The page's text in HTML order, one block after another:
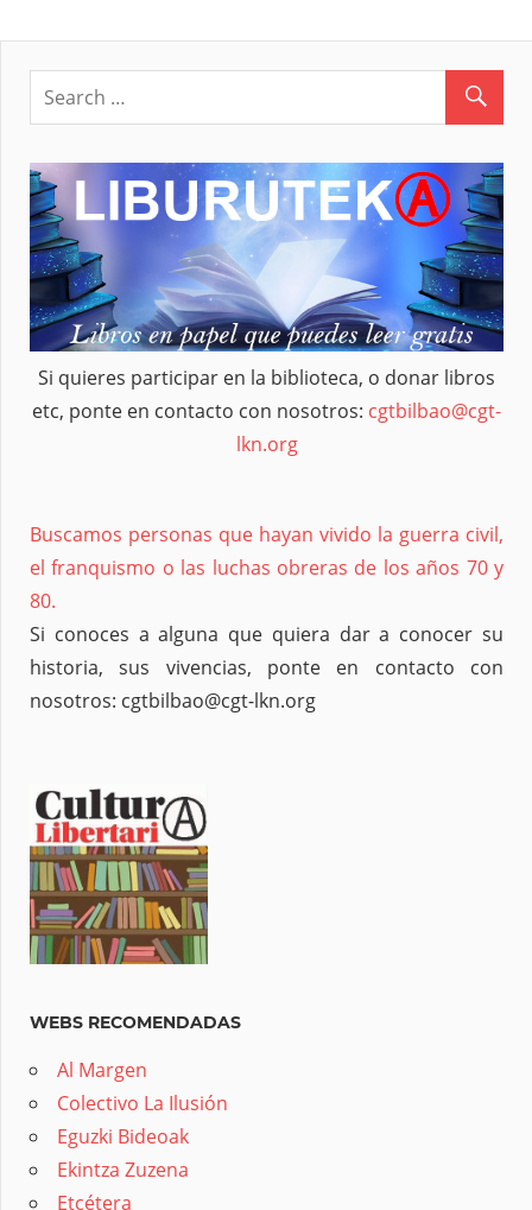
Si quieres participar en la biblioteca, o donar libros
etc, ponte en contacto con nosotros: cgtbilbao@cgt-
lkn.org
Buscamos personas que hayan vivido la guerra civil,
el franquismo o las luchas obreras de los años 70 y
80.
Si conoces a alguna que quiera dar a conocer su
historia, sus vivencias, ponte en contacto con
nosotros: cgtbilbao@cgt-lkn.org
WEBS RECOMENDADAS
Al Margen
Colectivo La Ilusión
Eguzki Bideoak
Ekintza Zuzena
Etcétera